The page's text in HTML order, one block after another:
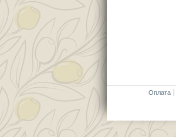
Оплата